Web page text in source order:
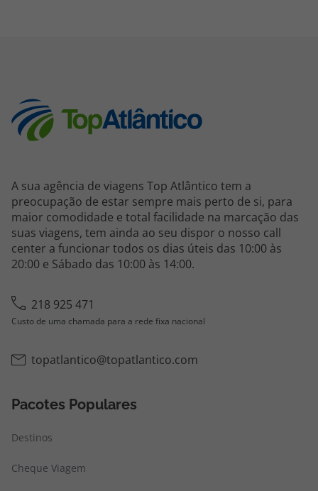
A sua agência de viagens Top Atlântico tem a
preocupação de estar sempre mais perto de si, para
maior comodidade e total facilidade na marcação das
suas viagens, tem ainda ao seu dispor o nosso call
center a funcionar todos os dias úteis das 10:00 às
20:00 e Sábado das 10:00 às 14:00.
218 925 471
Custo de uma chamada para a rede fixa nacional
topatlantico@topatlantico.com
Pacotes Populares
Destinos
Cheque Viagem